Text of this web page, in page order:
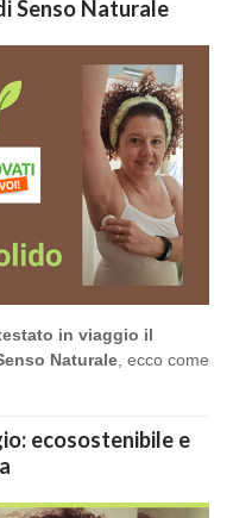
Senso Naturale
in viaggio il
Naturale, ecco come
ecosostenibile e